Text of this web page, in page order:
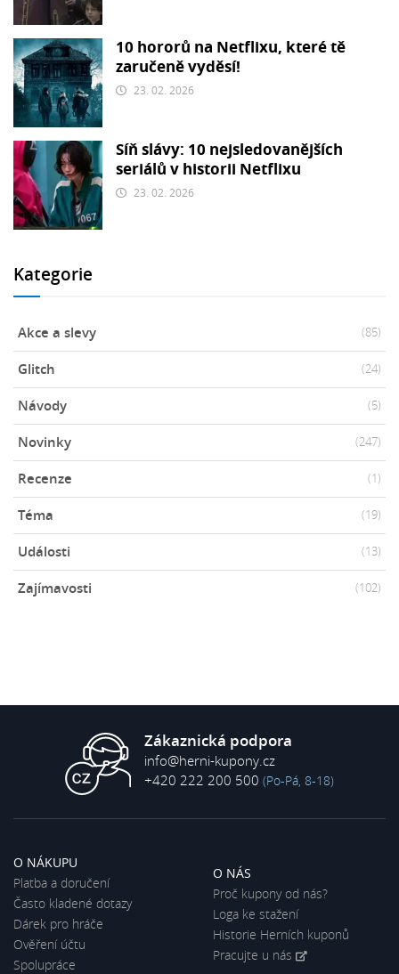
10 hororů na Netflixu, které tě
zaručeně vyděsí!
23. 02. 2026
Síň slávy: 10 nejsledovanějších
seriálů v historii Netflixu
23. 02. 2026
Kategorie
Akce a slevy (85)
Glitch (24)
Návody (5)
Novinky (247)
Recenze (1)
Téma (19)
Události (13)
Zajímavosti (102)
Zákaznická podpora
info@herni-kupony.cz
+420 222 200 500 (Po-Pá, 8-18)
O NÁKUPU
Platba a doručení
Často kladené dotazy
Dárek pro hráče
Ověření účtu
Spolupráce
O NÁS
Proč kupony od nás?
Loga ke stažení
Historie Herních kuponů
Pracujte u nás